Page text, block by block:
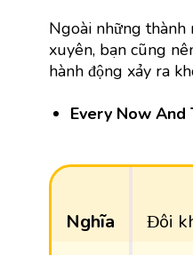
Ngoài những
xuyên, bạn cũng
hành động xảy ra
Every Now And
Nghĩa Đôi